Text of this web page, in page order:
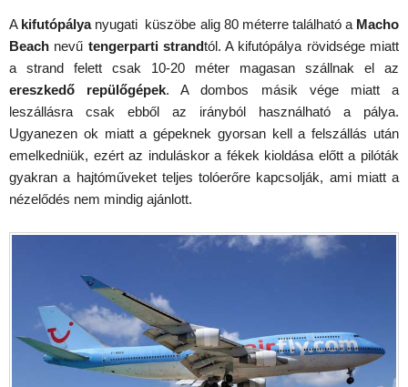
A kifutópályanyugati küszöbe alig 80 méterre található a Macho
Beach nevű tengerparti strandtól. A kifutópálya rövidsége miatt
a strand felett csak 10-20 méter magasan szállnak el az
ereszkedő repülőgépek. A dombos másik vége miatt a
leszállásra csak ebből az irányból használható a pálya.
Ugyanezen ok miatt a gépeknek gyorsan kell a felszállás után
emelkedniük, ezért az induláskor a fékek kioldása előtt a pilóták
gyakran a hajtóműveket teljes tolóerőre kapcsolják, ami miatt a
nézelődés nem mindig ajánlott.